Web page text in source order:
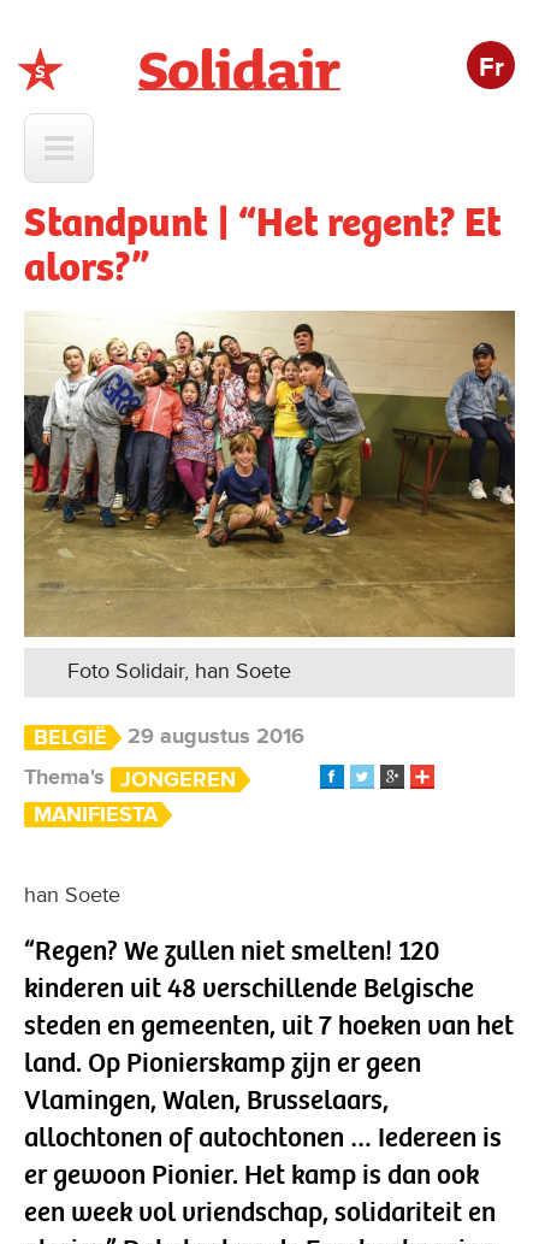
Fr
Standpunt | “Het regent? Et
alors?”
Foto Solidair, han Soete
BELGIË
29 augustus 2016
Thema's
JONGEREN
MANIFIESTA
han Soete
“Regen? We zullen niet smelten! 120
kinderen uit 48 verschillende Belgische
steden en gemeenten, uit 7 hoeken van het
land. Op Pionierskamp zijn er geen
Vlamingen, Walen, Brusselaars,
allochtonen of autochtonen … Iedereen is
er gewoon Pionier. Het kamp is dan ook
een week vol vriendschap, solidariteit en